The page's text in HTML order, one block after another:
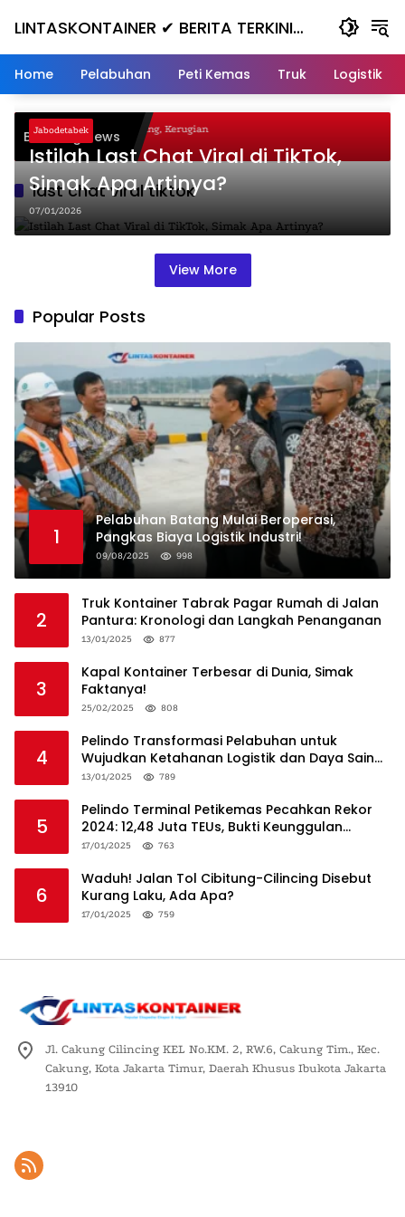
LINTASKONTAINER ✔ BERITA TERKINI
KONTAINER TERBARU HARI INI
Home Pelabuhan Peti Kemas Truk Logistik
Breaking News
Nanjak, Masuk ke Jurang, Kerugian
last chat viral tiktok
Jabodetabek
Istilah Last Chat Viral di TikTok,
Simak Apa Artinya?
07/01/2026
View More
Popular Posts
1
Pelabuhan Batang Mulai Beroperasi,
Pangkas Biaya Logistik Industri!
09/08/2025 998
2
Truk Kontainer Tabrak Pagar Rumah di Jalan
Pantura: Kronologi dan Langkah Penanganan
13/01/2025 877
3
Kapal Kontainer Terbesar di Dunia, Simak
Faktanya!
25/02/2025 808
4
Pelindo Transformasi Pelabuhan untuk
Wujudkan Ketahanan Logistik dan Daya Saing
Global
13/01/2025 789
5
Pelindo Terminal Petikemas Pecahkan Rekor
2024: 12,48 Juta TEUs, Bukti Keunggulan
Logistik Nasional
17/01/2025 763
6
Waduh! Jalan Tol Cibitung-Cilincing Disebut
Kurang Laku, Ada Apa?
17/01/2025 759
Jl. Cakung Cilincing KEL No.KM. 2, RW.6, Cakung Tim., Kec.
Cakung, Kota Jakarta Timur, Daerah Khusus Ibukota Jakarta
13910